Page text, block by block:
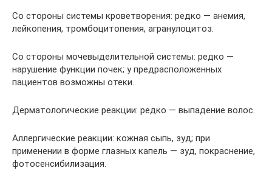
Со стороны системы кроветворения: редко — анемия,
лейкопения, тромбоцитопения, агранулоцитоз.
Со стороны мочевыделительной системы: редко —
нарушение функции почек; у предрасположенных
пациентов возможны отеки.
Дерматологические реакции: редко — выпадение волос.
Аллергические реакции: кожная сыпь, зуд; при
применении в форме глазных капель — зуд, покраснение,
фотосенсибилизация.